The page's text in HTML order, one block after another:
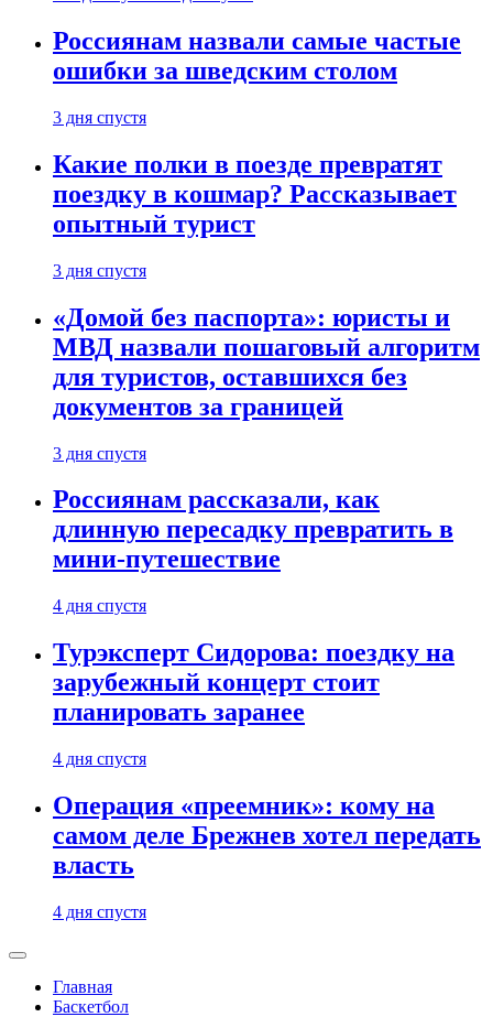
Россиянам назвали самые частые
ошибки за шведским столом
3 дня спустя
Какие полки в поезде превратят
поездку в кошмар? Рассказывает
опытный турист
3 дня спустя
«Домой без паспорта»: юристы и
МВД назвали пошаговый алгоритм
для туристов, оставшихся без
документов за границей
3 дня спустя
Россиянам рассказали, как
длинную пересадку превратить в
мини-путешествие
4 дня спустя
Турэксперт Сидорова: поездку на
зарубежный концерт стоит
планировать заранее
4 дня спустя
Операция «преемник»: кому на
самом деле Брежнев хотел передать
власть
4 дня спустя
Главная
Баскетбол